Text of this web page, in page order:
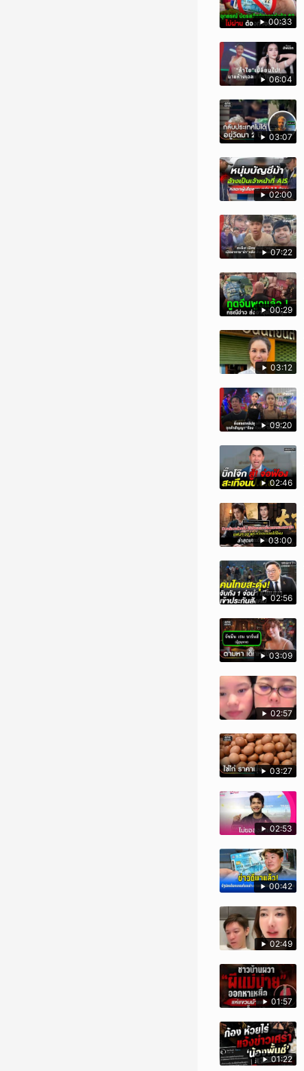
00:33
06:04
03:07
02:00
07:22
00:29
03:12
09:20
02:46
03:00
02:56
03:09
02:57
03:27
02:53
00:42
02:49
01:57
01:22